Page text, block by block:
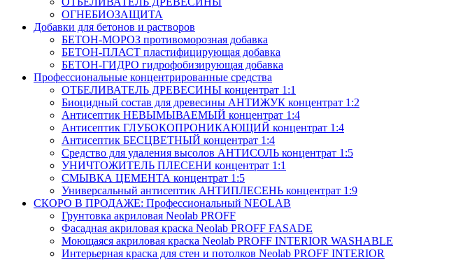
ОГНЕБИОЗАЩИТА
Добавки для бетонов и растворов
БЕТОН-МОРОЗ противоморозная добавка
БЕТОН-ПЛАСТ пластифицирующая добавка
БЕТОН-ГИДРО гидрофобизирующая добавка
Профессиональные концентрированные средства
ОТБЕЛИВАТЕЛЬ ДРЕВЕСИНЫ концентрат 1:1
Биоцидный состав для древесины АНТИЖУК концентрат 1:2
Антисептик НЕВЫМЫВАЕМЫЙ концентрат 1:4
Антисептик ГЛУБОКОПРОНИКАЮЩИЙ концентрат 1:4
Антисептик БЕСЦВЕТНЫЙ концентрат 1:4
Средство для удаления высолов АНТИСОЛЬ концентрат 1:5
УНИЧТОЖИТЕЛЬ ПЛЕСЕНИ концентрат 1:1
СМЫВКА ЦЕМЕНТА концентрат 1:5
Универсальный антисептик АНТИПЛЕСЕНЬ концентрат 1:9
СКОРО В ПРОДАЖЕ: Профессиональный NEOLAB
Грунтовка акриловая Neolab PROFF
Фасадная акриловая краска Neolab PROFF FASADE
Моющаяся акриловая краска Neolab PROFF INTERIOR WASHABLE
Интерьерная краска для стен и потолков Neolab PROFF INTERIOR